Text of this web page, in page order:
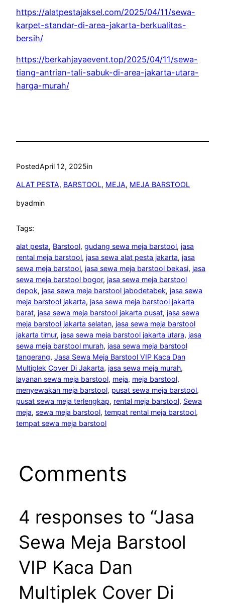
https://alatpestajaksel.com/2025/04/11/sewa-
karpet-standar-di-area-jakarta-berkualitas-
bersih/
https://berkahjayaevent.top/2025/04/11/sewa-
tiang-antrian-tali-sabuk-di-area-jakarta-utara-
harga-murah/
PostedApril 12, 2025in
ALAT PESTA, BARSTOOL, MEJA, MEJA BARSTOOL
byadmin
Tags:
alat pesta, Barstool, gudang sewa meja barstool, jasa
rental meja barstool, jasa sewa alat pesta jakarta, jasa
sewa meja barstool, jasa sewa meja barstool bekasi, jasa
sewa meja barstool bogor, jasa sewa meja barstool
depok, jasa sewa meja barstool jabodetabek, jasa sewa
meja barstool jakarta, jasa sewa meja barstool jakarta
barat, jasa sewa meja barstool jakarta pusat, jasa sewa
meja barstool jakarta selatan, jasa sewa meja barstool
jakarta timur, jasa sewa meja barstool jakarta utara, jasa
sewa meja barstool murah, jasa sewa meja barstool
tangerang, Jasa Sewa Meja Barstool VIP Kaca Dan
Multiplek Cover Di Jakarta, jasa sewa meja murah
layanan sewa meja barstool, meja, meja barstool
menyewakan meja barstool, pusat sewa meja barstool
pusat sewa meja terlengkap, rental meja barstool, Sewa
meja, sewa meja barstool, tempat rental meja barstool
tempat sewa meja barstool
Comments
4 responses to “Jasa
Sewa Meja Barstool
VIP Kaca Dan
Multiplek Cover Di